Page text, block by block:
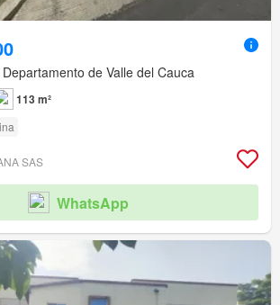
de Valle del Cauca
113 m²
SAS
WhatsApp